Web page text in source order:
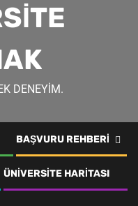
DENEYIM.
BAŞVURU REHBERI
ÜNIVERSITE HARITASI